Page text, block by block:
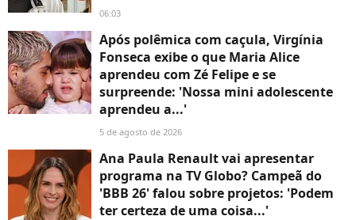
06:03
Após polêmica com caçula, Virgínia
Fonseca exibe o que Maria Alice
aprendeu com Zé Felipe e se
surpreende: 'Nossa mini adolescente
aprendeu a...'
5 de agosto de 2026
Ana Paula Renault vai apresentar
programa na TV Globo? Campeã do
'BBB 26' falou sobre projetos: 'Podem
ter certeza de uma coisa...'